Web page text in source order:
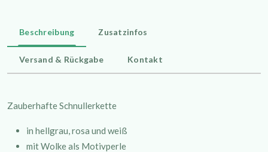
Beschreibung Zusatzinfos
Versand & Rückgabe Kontakt
Zauberhafte Schnullerkette
in hellgrau, rosa und weiß
mit Wolke als Motivperle